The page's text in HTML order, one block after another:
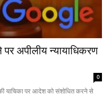
अपीलीय न्यायाधिकरण
0
याचिका पर आदेश को संशोधित करने से